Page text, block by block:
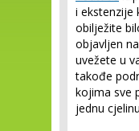
i ekstenzije
obilježite
objavljen
uvežete u
takođe
kojima sve
jednu